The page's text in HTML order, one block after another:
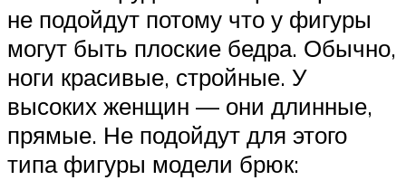
не подойдут потому что у фигуры
могут быть плоские бедра. Обычно,
ноги красивые, стройные. У
высоких женщин — они длинные,
прямые. Не подойдут для этого
типа фигуры модели брюк: